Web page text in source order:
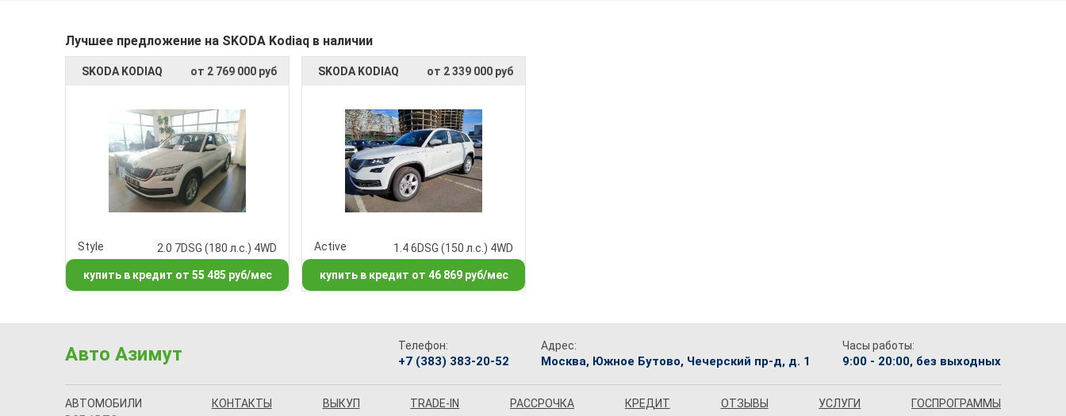
Лучшее предложение на SKODA Kodiaq в наличии
SKODA KODIAQ от 2 769 000 руб
Style 2.0 7DSG (180 л.с.) 4WD
купить в кредит от 55 485 руб/мес
SKODA KODIAQ от 2 339 000 руб
Active 1.4 6DSG (150 л.с.) 4WD
купить в кредит от 46 869 руб/мес
Авто Азимут Телефон:
+7 (383) 383-20-52
Адрес:
Москва, Южное Бутово, Чечерский пр-д, д. 1
Часы работы:
9:00 - 20:00, без выходных
АВТОМОБИЛИ
КОНТАКТЫ ВЫКУП TRADE-IN РАССРОЧКА КРЕДИТ ОТЗЫВЫ УСЛУГИ ГОСПРОГРАММЫ